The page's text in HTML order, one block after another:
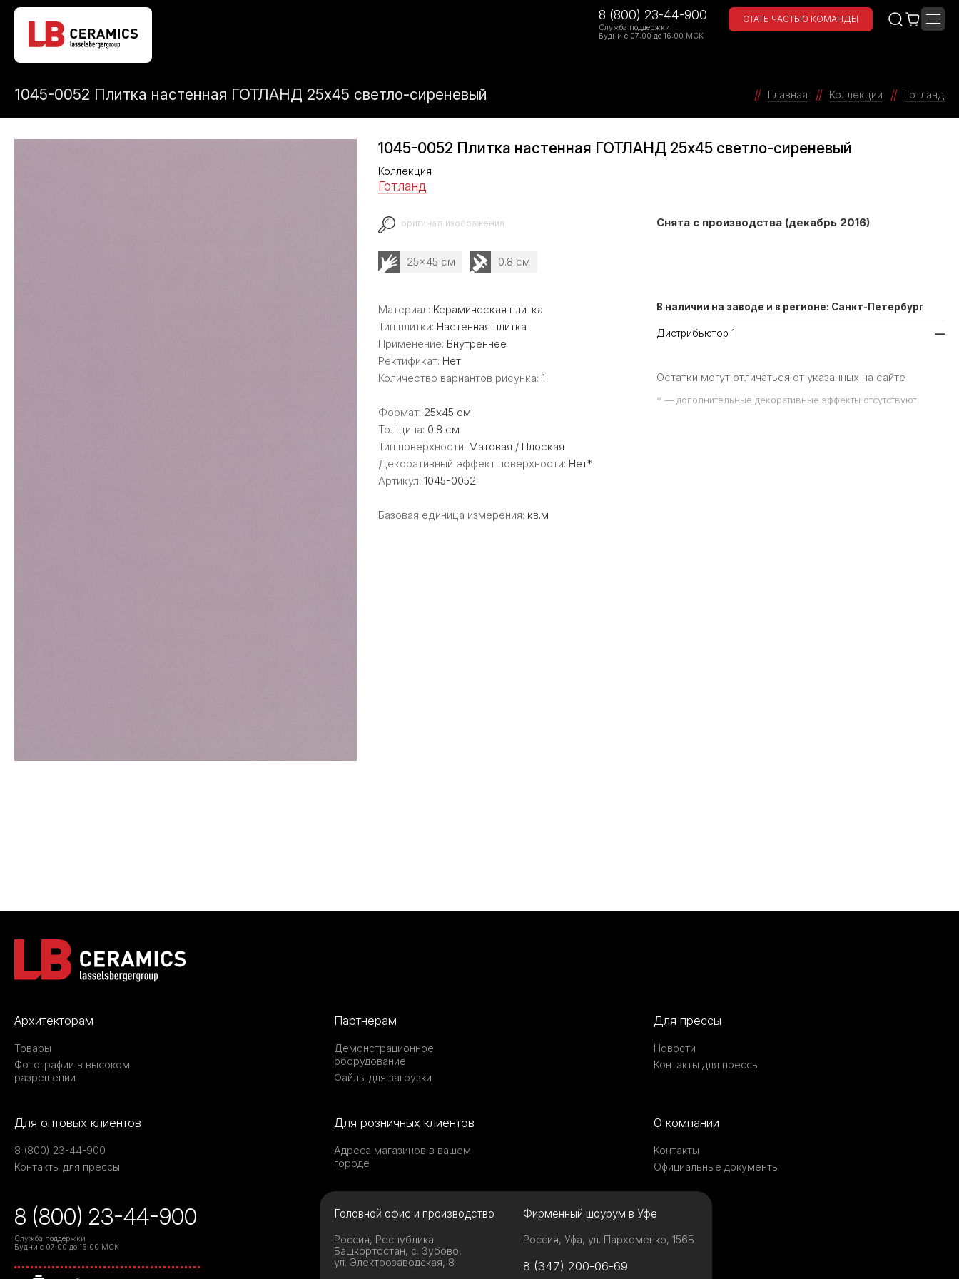
8 (800) 23-44-900
Служба поддержки
Будни с 07:00 до 16:00 МСК
СТАТЬ ЧАСТЬЮ КОМАНДЫ
1045-0052 Плитка настенная ГОТЛАНД 25х45 светло-сиреневый Главная Коллекции Готланд
1045-0052 Плитка настенная ГОТЛАНД 25х45 светло-сиреневый
Коллекция
Готланд
оригинал изображения
25x45 см 0.8 см
Снята с производства (декабрь 2016)
Материал: Керамическая плитка
Тип плитки: Настенная плитка
Применение: Внутреннее
Ректификат: Нет
Количество вариантов рисунка: 1
Формат: 25x45 см
Толщина: 0.8 см
Тип поверхности: Матовая / Плоская
Декоративный эффект поверхности: Нет*
Артикул: 1045-0052
Базовая единица измерения: кв.м
В наличии на заводе и в регионе: Санкт-Петербург
Дистрибьютор 1 —
Остатки могут отличаться от указанных на сайте
* — дополнительные декоративные эффекты отсутствуют
Архитекторам
Товары
Фотографии в высоком
разрешении
Партнерам
Демонстрационное
оборудование
Файлы для загрузки
Для прессы
Новости
Контакты для прессы
Для оптовых клиентов
8 (800) 23-44-900
Контакты для прессы
Для розничных клиентов
Адреса магазинов в вашем
городе
О компании
Контакты
Официальные документы
8 (800) 23-44-900
Служба поддержки
Будни с 07:00 до 16:00 МСК
Головной офис и производство
Россия, Республика
Башкортостан, с. Зубово,
ул. Электрозаводская, 8
Фирменный шоурум в Уфе
Россия, Уфа, ул. Пархоменко, 156Б
8 (347) 200-06-69